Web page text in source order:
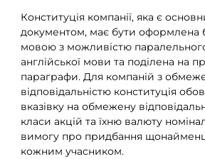
Конституція компанії, яка є
документом, має бути оформлена
мовою з можливістю
англійської мови та поділена на
параграфи. Для компаній з
відповідальністю конституція
вказівку на обмежену
класи акцій та їхню валюту
вимогу про придбання
кожним учасником.